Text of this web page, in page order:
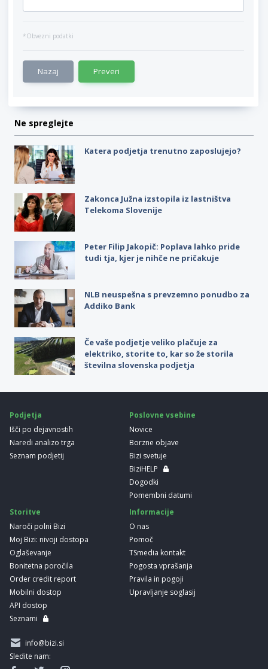
*Obvezni podatki
Nazaj Preveri
Ne spreglejte
Katera podjetja trenutno zaposlujejo?
Zakonca Južna izstopila iz lastništva
Telekoma Slovenije
Peter Filip Jakopič: Poplava lahko pride
tudi tja, kjer je nihče ne pričakuje
NLB neuspešna s prevzemno ponudbo za
Addiko Bank
Če vaše podjetje veliko plačuje za
elektriko, storite to, kar so že storila
številna slovenska podjetja
Podjetja
Išči po dejavnostih
Naredi analizo trga
Seznam podjetij
Poslovne vsebine
Novice
Borzne objave
Bizi svetuje
BiziHELP
Dogodki
Pomembni datumi
Storitve
Naroči polni Bizi
Moj Bizi: nivoji dostopa
Oglaševanje
Bonitetna poročila
Order credit report
Mobilni dostop
API dostop
Seznami
Informacije
O nas
Pomoč
TSmedia kontakt
Pogosta vprašanja
Pravila in pogoji
Upravljanje soglasij
info@bizi.si
Sledite nam: